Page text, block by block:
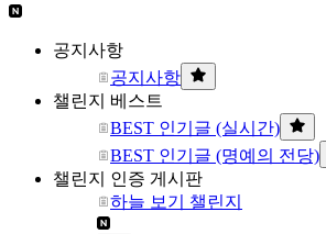
공지사항
공지사항
챌린지 베스트
BEST 인기글 (실시간)
BEST 인기글 (명예의 전당)
챌린지 인증 게시판
하늘 보기 챌린지